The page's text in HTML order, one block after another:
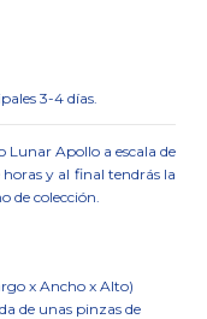
3-4 días.
Lunar Apollo a escala de
y al final tendrás la
de colección.
x Ancho x Alto)
de unas pinzas de